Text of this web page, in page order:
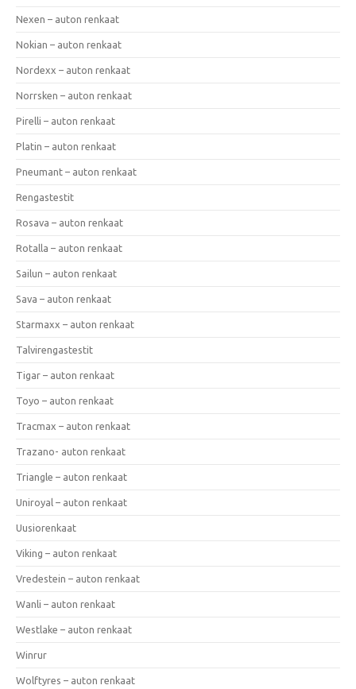
Nexen – auton renkaat
Nokian – auton renkaat
Nordexx – auton renkaat
Norrsken – auton renkaat
Pirelli – auton renkaat
Platin – auton renkaat
Pneumant – auton renkaat
Rengastestit
Rosava – auton renkaat
Rotalla – auton renkaat
Sailun – auton renkaat
Sava – auton renkaat
Starmaxx – auton renkaat
Talvirengastestit
Tigar – auton renkaat
Toyo – auton renkaat
Tracmax – auton renkaat
Trazano- auton renkaat
Triangle – auton renkaat
Uniroyal – auton renkaat
Uusiorenkaat
Viking – auton renkaat
Vredestein – auton renkaat
Wanli – auton renkaat
Westlake – auton renkaat
Winrur
Wolftyres – auton renkaat